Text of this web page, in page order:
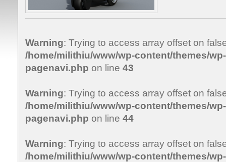
Warning: Trying to access array offset on
/home/milithiu/www/wp-content/themes/
pagenavi.php on line 43
Warning: Trying to access array offset on
/home/milithiu/www/wp-content/themes/
pagenavi.php on line 44
Warning: Trying to access array offset on
/home/milithiu/www/wp-content/themes/